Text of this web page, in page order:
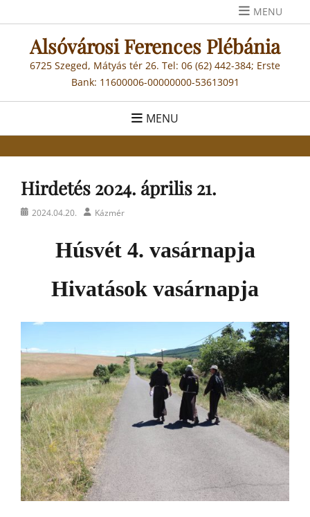
to
content
MENU
Alsóvárosi Ferences Plébánia
6725 Szeged, Mátyás tér 26. Tel: 06 (62) 442-384; Erste
Bank: 11600006-00000000-53613091
MENU
Hirdetés 2024. április 21.
Posted2024.04.20. AuthorKázmér
Húsvét 4. vasárnapja
Hivatások vasárnapja